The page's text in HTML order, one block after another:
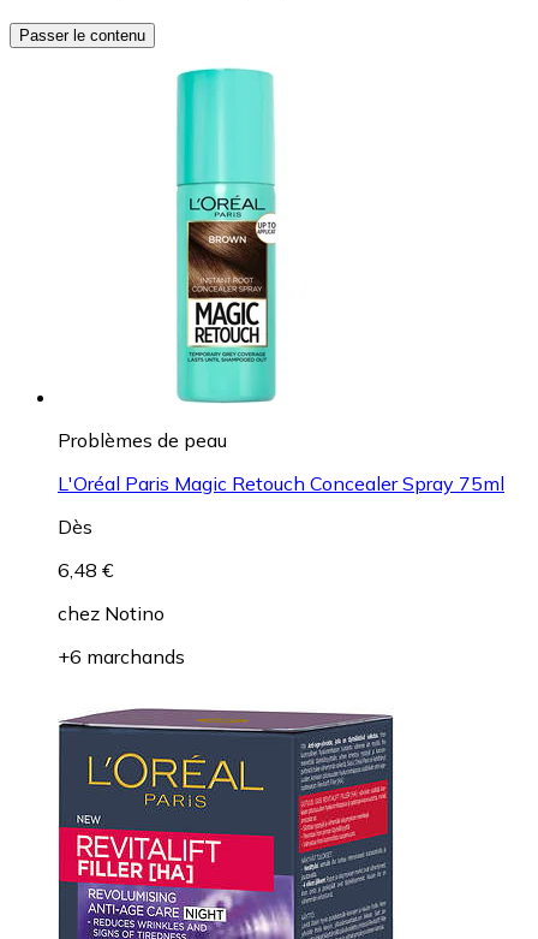
Passer le contenu
Problèmes de peau
L'Oréal Paris Magic Retouch Concealer Spray 75ml
Dès
6,48 €
chez Notino
+6 marchands